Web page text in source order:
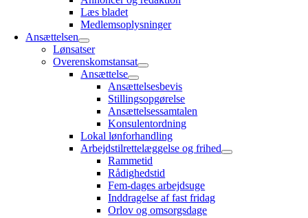
Læs bladet
Medlemsoplysninger
Ansættelsen
Lønsatser
Overenskomstansat
Ansættelse
Ansættelsesbevis
Stillingsopgørelse
Ansættelsessamtalen
Konsulentordning
Lokal lønforhandling
Arbejdstilrettelæggelse og frihed
Rammetid
Rådighedstid
Fem-dages arbejdsuge
Inddragelse af fast fridag
Orlov og omsorgsdage